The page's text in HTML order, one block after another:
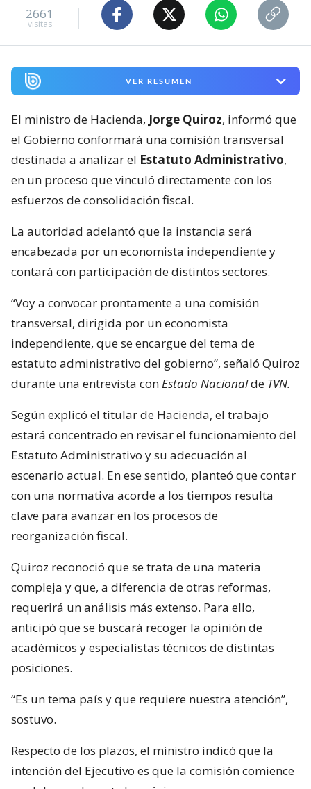
2661
visitas
VER RESUMEN
El ministro de Hacienda, Jorge Quiroz, informó que
el Gobierno conformará una comisión transversal
destinada a analizar el Estatuto Administrativo,
en un proceso que vinculó directamente con los
esfuerzos de consolidación fiscal.
La autoridad adelantó que la instancia será
encabezada por un economista independiente y
contará con participación de distintos sectores.
“Voy a convocar prontamente a una comisión
transversal, dirigida por un economista
independiente, que se encargue del tema de
estatuto administrativo del gobierno”, señaló Quiroz
durante una entrevista conEstado Nacionalde TVN.
Según explicó el titular de Hacienda, el trabajo
estará concentrado en revisar el funcionamiento del
Estatuto Administrativo y su adecuación al
escenario actual. En ese sentido, planteó que contar
con una normativa acorde a los tiempos resulta
clave para avanzar en los procesos de
reorganización fiscal.
Quiroz reconoció que se trata de una materia
compleja y que, a diferencia de otras reformas,
requerirá un análisis más extenso. Para ello,
anticipó que se buscará recoger la opinión de
académicos y especialistas técnicos de distintas
posiciones.
“Es un tema país y que requiere nuestra atención”,
sostuvo.
Respecto de los plazos, el ministro indicó que la
intención del Ejecutivo es que la comisión comience